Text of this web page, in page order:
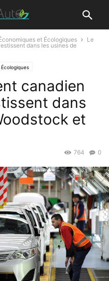
et Écologiques
Le
dans les usines de
canadien
dans
et
0
764